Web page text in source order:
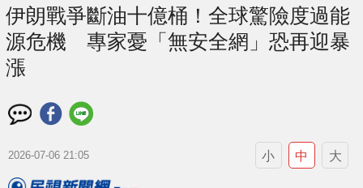
伊朗戰爭斷油十億桶！全球驚險度過能
源危機 專家憂「無安全網」恐再迎暴
漲
2026-07-06 21:05 小 中 大